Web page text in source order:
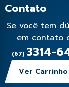
Contato
Se você tem
em contato
(67) 3314-
Ver Carrinho